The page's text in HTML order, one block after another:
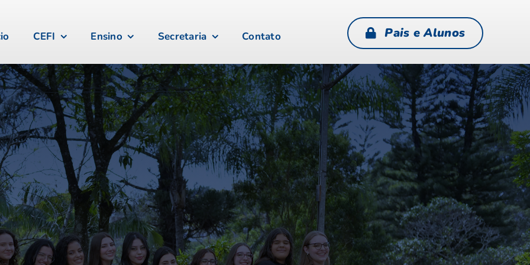
CEFI Ensino Secretaria Contato Pais e Alunos